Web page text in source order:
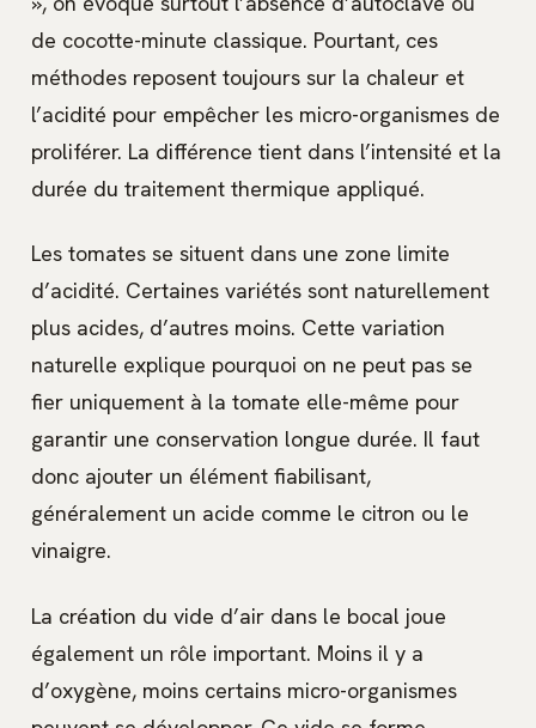
de cocotte-minute classique. Pourtant, ces
méthodes reposent toujours sur la chaleur et
l’acidité pour empêcher les micro-organismes de
proliférer. La différence tient dans l’intensité et la
durée du traitement thermique appliqué.
Les tomates se situent dans une zone limite
d’acidité. Certaines variétés sont naturellement
plus acides, d’autres moins. Cette variation
naturelle explique pourquoi on ne peut pas se
fier uniquement à la tomate elle-même pour
garantir une conservation longue durée. Il faut
donc ajouter un élément fiabilisant,
généralement un acide comme le citron ou le
vinaigre.
La création du vide d’air dans le bocal joue
également un rôle important. Moins il y a
d’oxygène, moins certains micro-organismes